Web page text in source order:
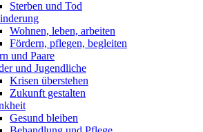
Sterben und Tod
Wohnen, leben, arbeiten
Fördern, pflegen, begleiten
und Paare
und Jugendliche
Krisen überstehen
Zukunft gestalten
Gesund bleiben